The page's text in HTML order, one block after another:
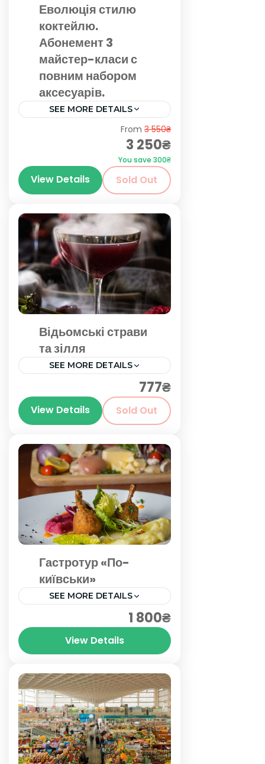
Еволюція стилю
коктейлю.
Абонемент 3
майстер-класи с
повним набором
аксесуарів.
SEE MORE DETAILS
From 3 550₴
3 250₴
You save 300₴
View Details Sold Out
Відьомські страви
та зілля
SEE MORE DETAILS
777₴
View Details Sold Out
Гастротур «По-
київськи»
SEE MORE DETAILS
1 800₴
View Details